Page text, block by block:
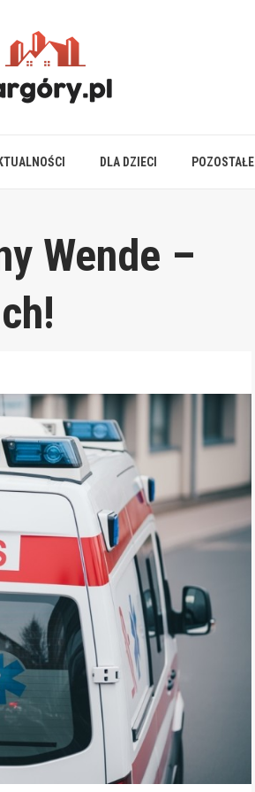
DLA DZIECI POZOSTAŁE
Wende –